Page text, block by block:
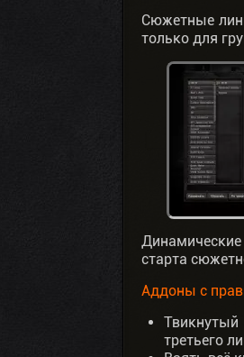
Сюжетные
только для
Динамические
старта
Аддоны с
третьего